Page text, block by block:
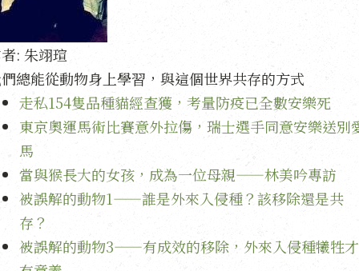
: 朱翊瑄
總能從動物身上學習，與這個世界共存的方式
走私154隻品種貓經查獲，考量防疫已全數安樂死
東京奧運馬術比賽意外拉傷，瑞士選手同意安樂送別
馬
當與猴長大的女孩，成為一位母親——林美吟專訪
被誤解的動物1——誰是外來入侵種？該移除還是共
存？
被誤解的動物3——有成效的移除，外來入侵種犧牲才